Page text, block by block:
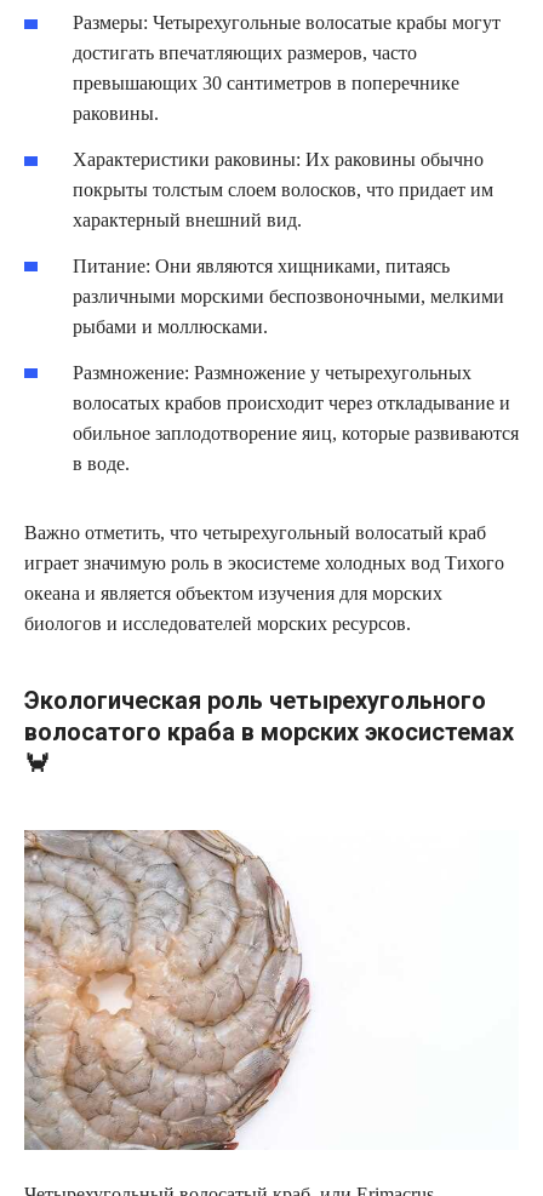
Размеры: Четырехугольные волосатые крабы могут
достигать впечатляющих размеров, часто
превышающих 30 сантиметров в поперечнике
раковины.
Характеристики раковины: Их раковины обычно
покрыты толстым слоем волосков, что придает им
характерный внешний вид.
Питание: Они являются хищниками, питаясь
различными морскими беспозвоночными, мелкими
рыбами и моллюсками.
Размножение: Размножение у четырехугольных
волосатых крабов происходит через откладывание и
обильное заплодотворение яиц, которые развиваются
в воде.
Важно отметить, что четырехугольный волосатый краб
играет значимую роль в экосистеме холодных вод Тихого
океана и является объектом изучения для морских
биологов и исследователей морских ресурсов.
Экологическая роль четырехугольного
волосатого краба в морских экосистемах
🦀